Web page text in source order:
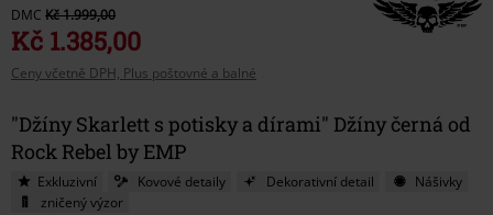
DMC Kč 1.999,00
Kč 1.385,00
Ceny včetně DPH, Plus poštovné a balné
"Džíny Skarlett s potisky a dírami" Džíny černá od
Rock Rebel by EMP
Exkluzivní Kovové detaily Dekorativní detail
Nášivky
zničený výzor